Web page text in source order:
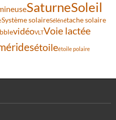
SaturneSoleil
Système solaireSélénétache solaire
vidéoVLTVoie lactée
étoileétoile polaire